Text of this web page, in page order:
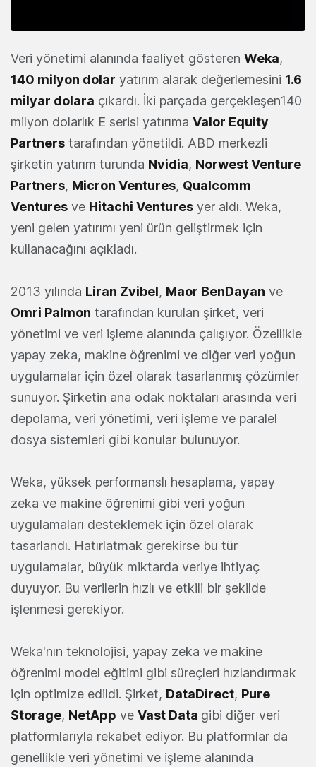
Veri yönetimi alanında faaliyet gösteren Weka,
140 milyon dolar yatırım alarak değerlemesini 1.6
milyar dolara çıkardı. İki parçada gerçekleşen140
milyon dolarlık E serisi yatırıma Valor Equity
Partners tarafından yönetildi. ABD merkezli
şirketin yatırım turunda Nvidia, Norwest Venture
Partners, Micron Ventures, Qualcomm
Ventures ve Hitachi Ventures yer aldı. Weka,
yeni gelen yatırımı yeni ürün geliştirmek için
kullanacağını açıkladı.
2013 yılında Liran Zvibel, Maor BenDayan ve
Omri Palmon tarafından kurulan şirket, veri
yönetimi ve veri işleme alanında çalışıyor. Özellikle
yapay zeka, makine öğrenimi ve diğer veri yoğun
uygulamalar için özel olarak tasarlanmış çözümler
sunuyor. Şirketin ana odak noktaları arasında veri
depolama, veri yönetimi, veri işleme ve paralel
dosya sistemleri gibi konular bulunuyor.
Weka, yüksek performanslı hesaplama, yapay
zeka ve makine öğrenimi gibi veri yoğun
uygulamaları desteklemek için özel olarak
tasarlandı. Hatırlatmak gerekirse bu tür
uygulamalar, büyük miktarda veriye ihtiyaç
duyuyor. Bu verilerin hızlı ve etkili bir şekilde
işlenmesi gerekiyor.
Weka'nın teknolojisi, yapay zeka ve makine
öğrenimi model eğitimi gibi süreçleri hızlandırmak
için optimize edildi. Şirket, DataDirect, Pure
Storage, NetApp ve Vast Data gibi diğer veri
platformlarıyla rekabet ediyor. Bu platformlar da
genellikle veri yönetimi ve işleme alanında